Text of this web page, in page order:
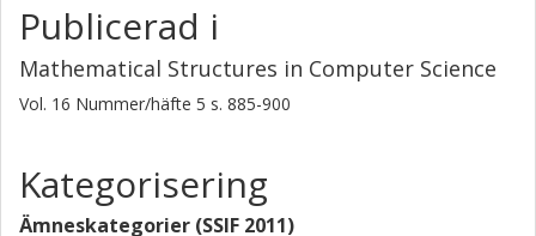
Publicerad i
Mathematical Structures in Computer Science
Vol. 16 Nummer/häfte 5 s. 885-900
Kategorisering
Ämneskategorier (SSIF 2011)